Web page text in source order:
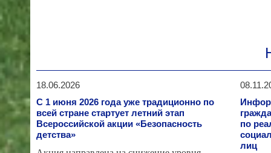
18.06.2026
С 1 июня 2026 года уже традиционно по
всей стране стартует летний этап
Всероссийской акции «Безопасность
детства»
по
лиц